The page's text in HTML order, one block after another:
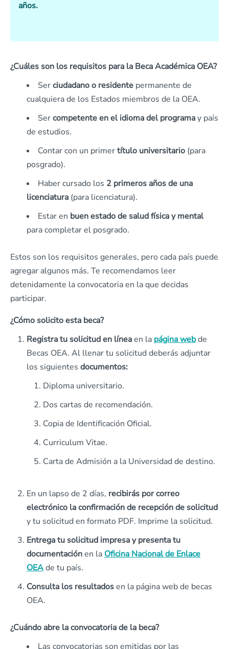
años.
¿Cuáles son los requisitos para la Beca Académica OEA?
Serciudadano o residente permanente de
cualquiera de los Estados miembros de la OEA.
Sercompetente en el idioma del programay país
de estudios.
Contar con un primertítulo universitario (para
posgrado).
Haber cursado los 2 primeros años de una
licenciatura (para licenciatura).
Estar en buen estado de salud física y mental
para completar el posgrado.
Estos son los requisitos generales, pero cada país puede
agregar algunos más. Te recomendamos leer
detenidamente la convocatoria en la que decidas
participar.
¿Cómo solicito esta beca?
Registra tu solicitud en líneaen la página webde
Becas OEA. Al llenar tu solicitud deberás adjuntar
los siguientes documentos:
Diploma universitario.
Dos cartas de recomendación.
Copia de Identificación Oficial.
Curriculum Vitae.
Carta de Admisión a la Universidad de destino.
En un lapso de 2 días, recibirás por correo
electrónico la confirmación de recepción de solicitud
y tu solicitud en formato PDF. Imprime la solicitud.
Entrega tu solicitud impresa y presenta tu
documentaciónen la Oficina Nacional de Enlace
OEAde tu país.
Consulta los resultadosen la página web de becas
OEA.
¿Cuándo abre la convocatoria de la beca?
Las convocatorias son emitidas por las